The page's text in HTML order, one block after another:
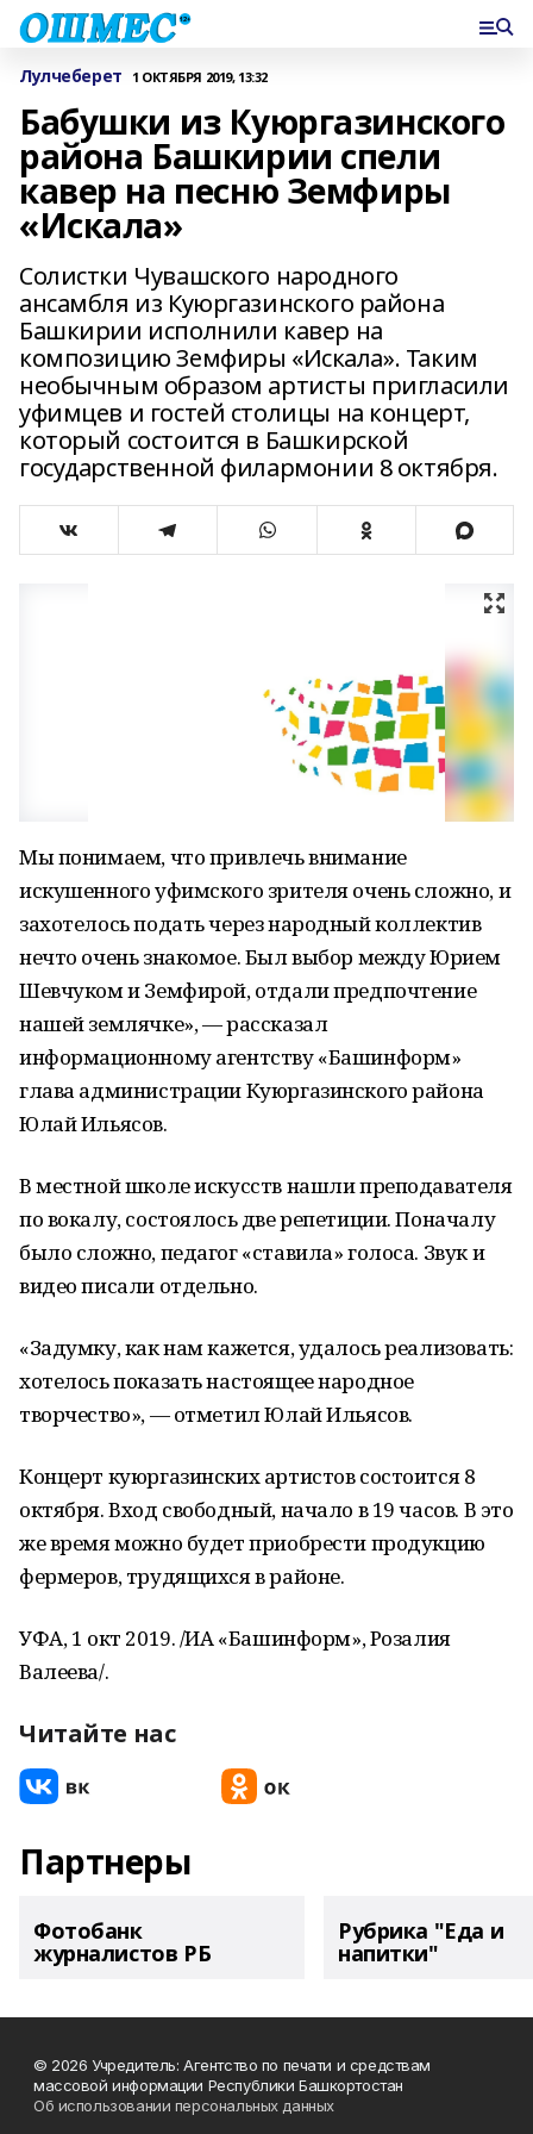
Лулчеберет 1 ОКТЯБРЯ 2019, 13:32
Бабушки из Куюргазинского
района Башкирии спели
кавер на песню Земфиры
«Искала»
Солистки Чувашского народного
ансамбля из Куюргазинского района
Башкирии исполнили кавер на
композицию Земфиры «Искала». Таким
необычным образом артисты пригласили
уфимцев и гостей столицы на концерт,
который состоится в Башкирской
государственной филармонии 8 октября.
Мы понимаем, что привлечь внимание
искушенного уфимского зрителя очень сложно, и
захотелось подать через народный коллектив
нечто очень знакомое. Был выбор между Юрием
Шевчуком и Земфирой, отдали предпочтение
нашей землячке», — рассказал
информационному агентству «Башинформ»
глава администрации Куюргазинского района
Юлай Ильясов.
В местной школе искусств нашли преподавателя
по вокалу, состоялось две репетиции. Поначалу
было сложно, педагог «ставила» голоса. Звук и
видео писали отдельно.
«Задумку, как нам кажется, удалось реализовать:
хотелось показать настоящее народное
творчество», — отметил Юлай Ильясов.
Концерт куюргазинских артистов состоится 8
октября. Вход свободный, начало в 19 часов. В это
же время можно будет приобрести продукцию
фермеров, трудящихся в районе.
УФА, 1 окт 2019. /ИА «Башинформ», Розалия
Валеева/.
Читайте нас
Партнеры
Фотобанк
журналистов РБ
Рубрика "Еда и
напитки"
© 2026 Учредитель: Агентство по печати и средствам
массовой информации Республики Башкортостан
Об использовании персональных данных